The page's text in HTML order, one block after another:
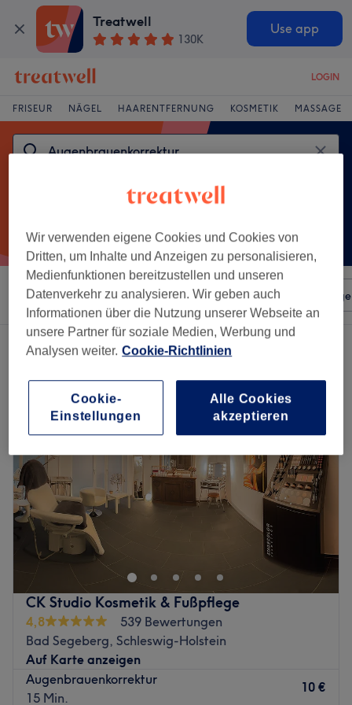
Treatwell
130K
Use app
LOGIN
FRISEUR NÄGEL HAARENTFERNUNG KOSMETIK MASSAGE
Sortieren nach Beliebiger Preis Salons
Ein Salon, der anbietet:
augenbrauenkorrektur in Bad Segeberg, Schleswig-Holstein
CK Studio Kosmetik & Fußpflege
4,8
539 Bewertungen
Bad Segeberg, Schleswig-Holstein
Auf Karte anzeigen
Augenbrauenkorrektur
15 Min.
10 €
Wir verwenden eigene Cookies und Cookies von
Dritten, um Inhalte und Anzeigen zu personalisieren,
Medienfunktionen bereitzustellen und unseren
Datenverkehr zu analysieren. Wir geben auch
Informationen über die Nutzung unserer Webseite an
unsere Partner für soziale Medien, Werbung und
Analysen weiter. Cookie-Richtlinien
Cookie-
Einstellungen
Alle Cookies
akzeptieren